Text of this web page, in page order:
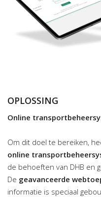
OPLOSSING
Online
Om dit doel te bereiken,
online
de behoeften van DHB en
De geavanceerde
informatie is speciaal